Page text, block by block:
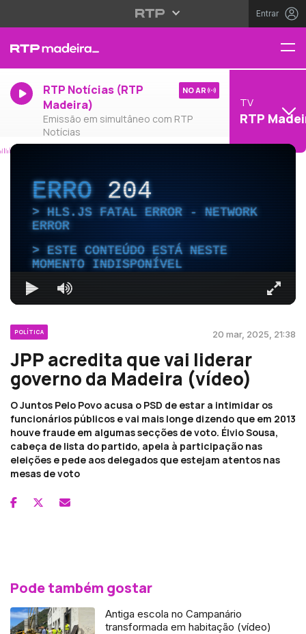
Entrar
RTP Notícias (RTP
Madeira)
Emissão em simultâneo com RTP
Notícias
NO AR
TV
RTP
ERRO204
HLS.JS FATAL ERROR - NETWORK
ERROR
ESTE CONTEÚDO ESTÁ NESTE
MOMENTO INDISPONÍVEL
POLÍTICA 20 mar, 2025, 21:38
JPP acredita que vai liderar
governo da Madeira (vídeo)
O Juntos Pelo Povo acusa o PSD de estar a intimidar os
funcionários públicos e vai mais longe dizendo que em 2013
houve fraude em algumas secções de voto. Élvio Sousa,
cabeça de lista do partido, apela à participação nas
eleições e pede aos delegados que estejam atentos nas
mesas de voto
Pode também gostar
Antiga escola no Campanário
transformada em habitação (vídeo)